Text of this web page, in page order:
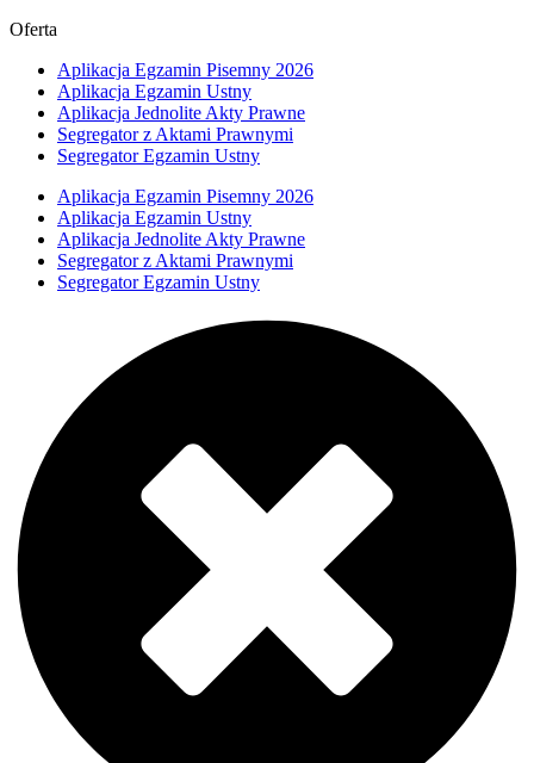
Oferta
Aplikacja Egzamin Pisemny 2026
Aplikacja Egzamin Ustny
Aplikacja Jednolite Akty Prawne
Segregator z Aktami Prawnymi
Segregator Egzamin Ustny
Aplikacja Egzamin Pisemny 2026
Aplikacja Egzamin Ustny
Aplikacja Jednolite Akty Prawne
Segregator z Aktami Prawnymi
Segregator Egzamin Ustny